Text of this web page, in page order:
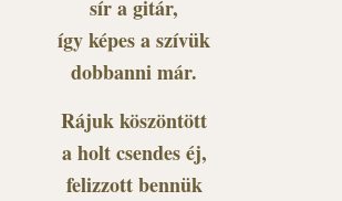
sír a gitár,
így képes a szívük
dobbanni már.
Rájuk köszöntött
a holt csendes éj,
felizzott bennük